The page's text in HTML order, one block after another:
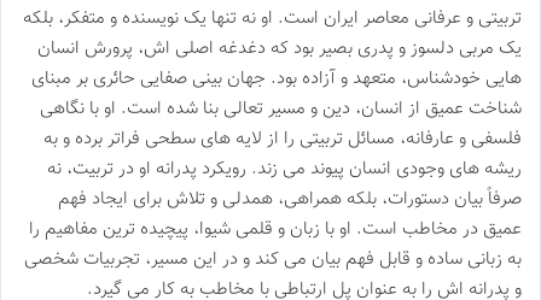
تربیتی و عرفانی معاصر ایران است. او نه تنها یک نویسنده و متفکر، بلکه
یک مربی دلسوز و پدری بصیر بود که دغدغه اصلی اش، پرورش انسان
هایی خودشناس، متعهد و آزاده بود. جهان بینی صفایی حائری بر مبنای
شناخت عمیق از انسان، دین و مسیر تعالی بنا شده است. او با نگاهی
فلسفی و عارفانه، مسائل تربیتی را از لایه های سطحی فراتر برده و به
ریشه های وجودی انسان پیوند می زند. رویکرد پدرانه او در تربیت، نه
صرفاً بیان دستورات، بلکه همراهی، همدلی و تلاش برای ایجاد فهم
عمیق در مخاطب است. او با زبان و قلمی شیوا، پیچیده ترین مفاهیم را
به زبانی ساده و قابل فهم بیان می کند و در این مسیر، تجربیات شخصی
و پدرانه اش را به عنوان پل ارتباطی با مخاطب به کار می گیرد.